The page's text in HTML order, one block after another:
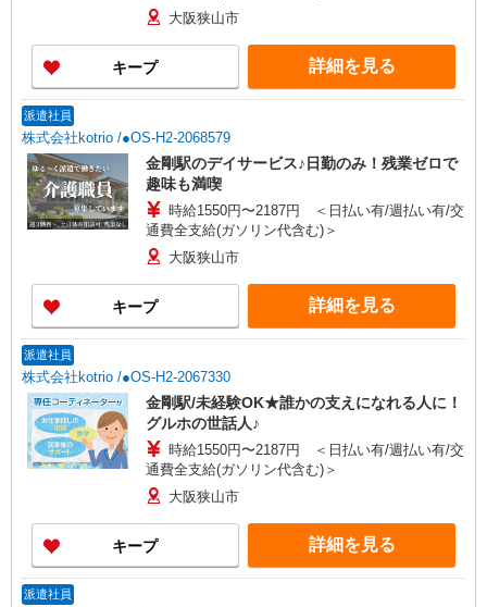
大阪狭山市
キープ 詳細を見る
派遣社員
株式会社kotrio /●OS-H2-2068579
金剛駅のデイサービス♪日勤のみ！残業ゼロで
趣味も満喫
時給1550円〜2187円 ＜日払い有/週払い有/交
通費全支給(ガソリン代含む)＞
大阪狭山市
キープ 詳細を見る
派遣社員
株式会社kotrio /●OS-H2-2067330
金剛駅/未経験OK★誰かの支えになれる人に！
グルホの世話人♪
時給1550円〜2187円 ＜日払い有/週払い有/交
通費全支給(ガソリン代含む)＞
大阪狭山市
キープ 詳細を見る
派遣社員